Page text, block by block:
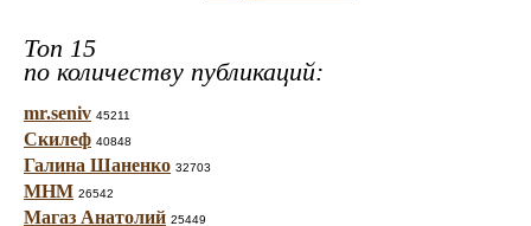
Топ 15
по количеству публикаций:
mr.seniv 45211
Скилеф 40848
Галина Шаненко 32703
МНМ 26542
Магаз Анатолий 25449